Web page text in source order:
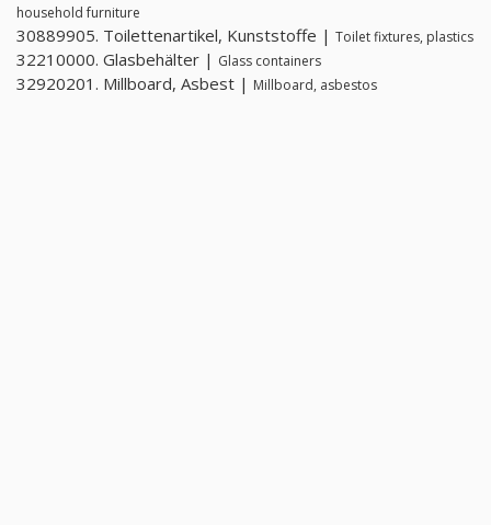
household furniture
30889905. Toilettenartikel, Kunststoffe | Toilet fixtures, plastics
32210000. Glasbehälter | Glass containers
32920201. Millboard, Asbest | Millboard, asbestos